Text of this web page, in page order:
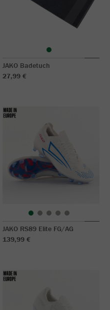
JAKO Badetuch
27,99 €
JAKO RS89 Elite FG/AG
139,99 €